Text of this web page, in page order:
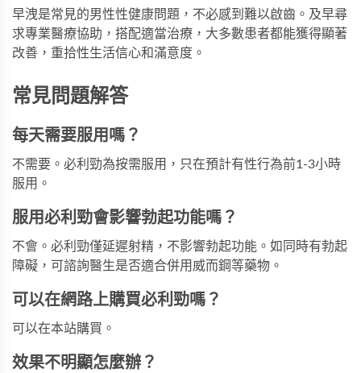
早洩是常見的男性性健康問題，不必感到難以啟齒。及早尋
求專業醫療協助，搭配適當治療，大多數患者都能獲得顯著
改善，重拾性生活信心和滿意度。
常見問題解答
每天需要服用嗎？
不需要。必利勁為按需服用，只在預計有性行為前1-3小時
服用。
服用必利勁會影響勃起功能嗎？
不會。必利勁僅延遲射精，不影響勃起功能。如同時有勃起
障礙，可諮詢醫生是否適合併用威而鋼等藥物。
可以在網路上購買必利勁嗎？
可以在本站購買。
效果不明顯怎麼辦？